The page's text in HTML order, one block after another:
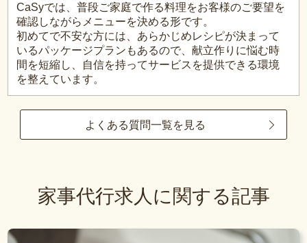
CaSyでは、普段ご家庭で作る料理をお客様のご要望を
確認しながらメニューを決める形です。
初めてで不安な方には、あらかじめレシピが決まって
いるパッケージプランもあるので、献立作りに悩む時
間を短縮し、自信を持ってサービスを提供できる環境
を整えています。
よくある質問一覧を見る
家事代行求人に関する記事